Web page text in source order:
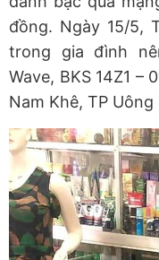
đồng. Ngày 15/5,
trong gia đình
Wave, BKS 14Z1
Nam Khê, TP